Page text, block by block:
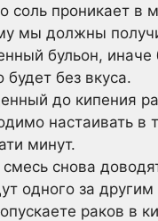
соль проникает в
мы должны
бульон,
будет без вкуса.
до кипения
настаивать в
минут.
снова
одного за другим
раков в